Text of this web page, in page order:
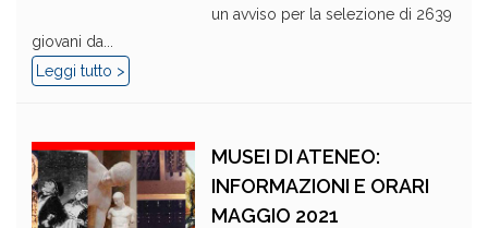
un avviso per la selezione di 2639
giovani da...
Leggi tutto >
MUSEI DI ATENEO:
INFORMAZIONI E ORARI
MAGGIO 2021